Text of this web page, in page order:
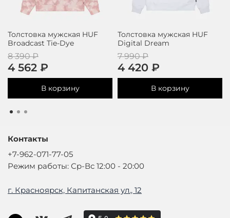
Толстовка мужская HUF
Broadcast Tie-Dye
8 390 ₽
4 562 ₽
В корзину
Толстовка мужская HUF
Digital Dream
7 990 ₽
4 420 ₽
В корзину
Контакты
+7-962-071-77-05
Режим работы: Ср-Вс 12:00 - 20:00
г. Красноярск, Капитанская ул., 12